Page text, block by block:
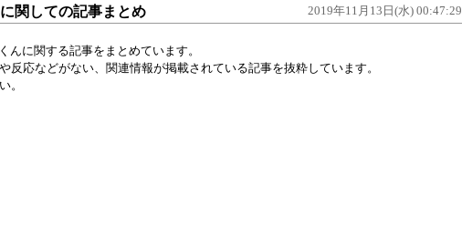
2019年11月13日(水) 00:47:29
関しての記事まとめ
んに関する記事をまとめています。
反応などがない、関連情報が掲載されている記事を抜粋しています。
。